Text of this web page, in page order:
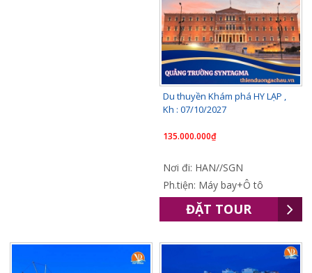
Du thuyền Khám phá HY LẠP ,
Kh : 07/10/2027
135.000.000₫
Nơi đi: HAN//SGN
Ph.tiện: Máy bay+Ô tô
ĐẶT TOUR